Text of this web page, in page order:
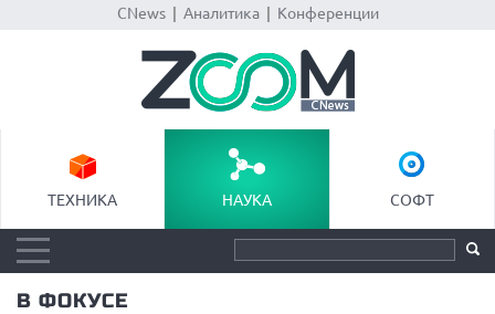
CNews| Аналитика| Конференции
ТЕХНИКА НАУКА СОФТ
В ФОКУСЕ